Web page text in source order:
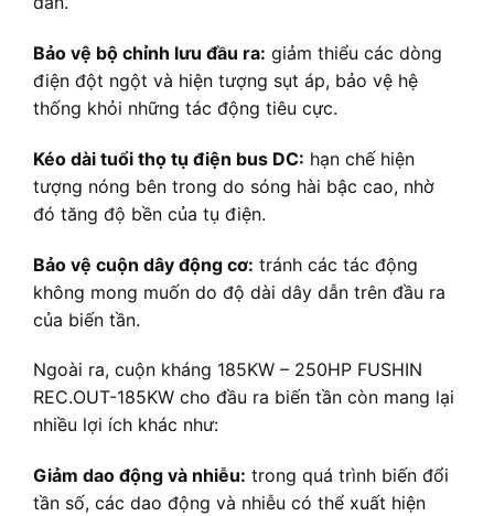
Bảo vệ bộ chỉnh lưu đầu ra: giảm thiểu các dòng
điện đột ngột và hiện tượng sụt áp, bảo vệ hệ
thống khỏi những tác động tiêu cực.
Kéo dài tuổi thọ tụ điện bus DC: hạn chế hiện
tượng nóng bên trong do sóng hài bậc cao, nhờ
đó tăng độ bền của tụ điện.
Bảo vệ cuộn dây động cơ: tránh các tác động
không mong muốn do độ dài dây dẫn trên đầu ra
của biến tần.
Ngoài ra, cuộn kháng 185KW – 250HP FUSHIN
REC.OUT-185KW cho đầu ra biến tần còn mang lại
nhiều lợi ích khác như:
Giảm dao động và nhiễu: trong quá trình biến đổi
tần số, các dao động và nhiễu có thể xuất hiện